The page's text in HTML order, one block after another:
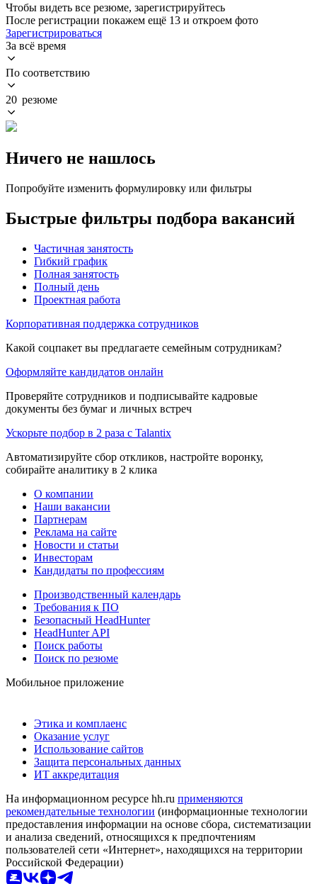
Чтобы видеть все резюме, зарегистрируйтесь
После регистрации покажем ещё 13 и откроем фото
Зарегистрироваться
За всё время
По соответствию
20 резюме
Ничего не нашлось
Попробуйте изменить формулировку или фильтры
Быстрые фильтры подбора вакансий
Частичная занятость
Гибкий график
Полная занятость
Полный день
Проектная работа
Корпоративная поддержка сотрудников
Какой соцпакет вы предлагаете семейным сотрудникам?
Оформляйте кандидатов онлайн
Проверяйте сотрудников и подписывайте кадровые
документы без бумаг и личных встреч
Ускорьте подбор в 2 раза с Talantix
Автоматизируйте сбор откликов, настройте воронку,
собирайте аналитику в 2 клика
О компании
Наши вакансии
Партнерам
Реклама на сайте
Новости и статьи
Инвесторам
Кандидаты по профессиям
Производственный календарь
Требования к ПО
Безопасный HeadHunter
HeadHunter API
Поиск работы
Поиск по резюме
Мобильное приложение
Этика и комплаенс
Оказание услуг
Использование сайтов
Защита персональных данных
ИТ аккредитация
На информационном ресурсе hh.ru применяются
рекомендательные технологии (информационные технологии
предоставления информации на основе сбора, систематизации
и анализа сведений, относящихся к предпочтениям
пользователей сети «Интернет», находящихся на территории
Российской Федерации)